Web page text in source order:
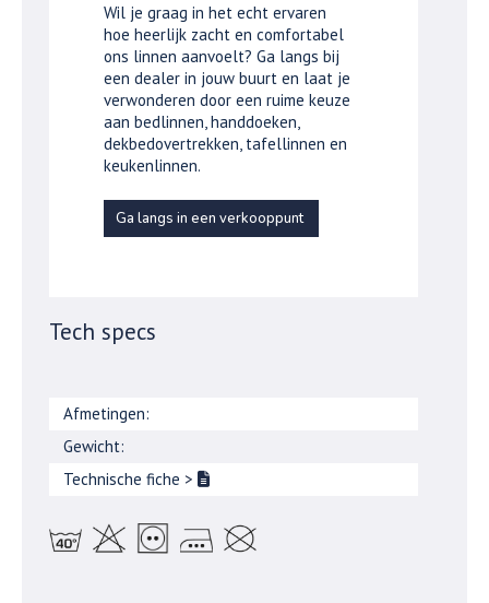
Wil je graag in het echt ervaren
hoe heerlijk zacht en comfortabel
ons linnen aanvoelt? Ga langs bij
een dealer in jouw buurt en laat je
verwonderen door een ruime keuze
aan bedlinnen, handdoeken,
dekbedovertrekken, tafellinnen en
keukenlinnen.
Ga langs in een verkooppunt
Tech specs
Afmetingen:
Gewicht:
Technische fiche >